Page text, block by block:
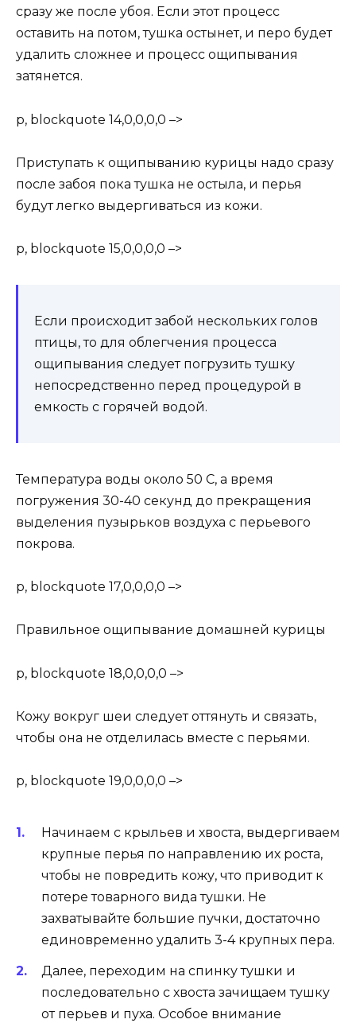
сразу же после убоя. Если этот процесс
оставить на потом, тушка остынет, и перо будет
удалить сложнее и процесс ощипывания
затянется.
p, blockquote 14,0,0,0,0 –>
Приступать к ощипыванию курицы надо сразу
после забоя пока тушка не остыла, и перья
будут легко выдергиваться из кожи.
p, blockquote 15,0,0,0,0 –>
Если происходит забой нескольких голов
птицы, то для облегчения процесса
ощипывания следует погрузить тушку
непосредственно перед процедурой в
емкость с горячей водой.
Температура воды около 50 С, а время
погружения 30-40 секунд до прекращения
выделения пузырьков воздуха с перьевого
покрова.
p, blockquote 17,0,0,0,0 –>
Правильное ощипывание домашней курицы
p, blockquote 18,0,0,0,0 –>
Кожу вокруг шеи следует оттянуть и связать,
чтобы она не отделилась вместе с перьями.
p, blockquote 19,0,0,0,0 –>
Начинаем с крыльев и хвоста, выдергиваем
крупные перья по направлению их роста,
чтобы не повредить кожу, что приводит к
потере товарного вида тушки. Не
захватывайте большие пучки, достаточно
единовременно удалить 3-4 крупных пера.
Далее, переходим на спинку тушки и
последовательно с хвоста зачищаем тушку
от перьев и пуха. Особое внимание